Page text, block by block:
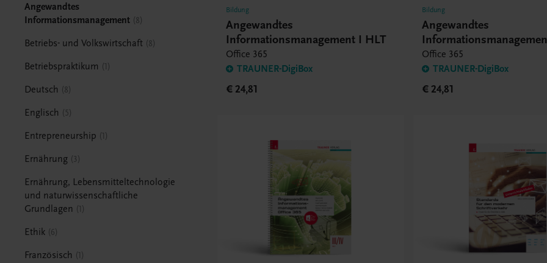
Angewandtes
Informationsmanagement 8
Betriebs- und Volkswirtschaft 8
Betriebspraktikum 1
Deutsch 8
Englisch 5
Entrepreneurship 1
Ernährung 3
Ernährung, Lebensmitteltechnologie
und naturwissenschaftliche
Grundlagen
1
Ethik 6
Französisch 1
Bildung
Angewandtes
Informationsmanagement I HLT
Office 365
TRAUNER-DigiBox
€ 24,81
Bildung
Angewandtes
Office 365
TRAUNER-DigiBox
€ 24,81